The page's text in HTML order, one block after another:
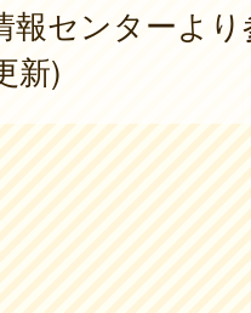
報センターより
新)